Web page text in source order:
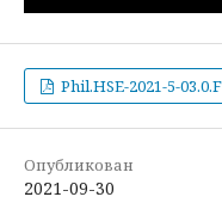
Phil.HSE-2021-5-
Опубликован
2021-09-30